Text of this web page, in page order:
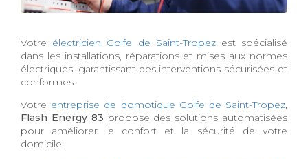
Votre électricien Golfe de Saint-Tropezest spécialisé
dans les installations, réparations et mises aux normes
électriques, garantissant des interventions sécurisées et
conformes.
Votre entreprise de domotique Golfe de Saint-Tropez
Flash Energy 83 propose des solutions automatisées
pour améliorer le confort et la sécurité de votre
domicile.